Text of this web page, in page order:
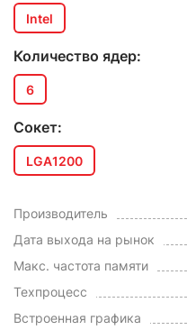
Intel
Количество ядер:
6
Сокет:
LGA1200
Производитель
Дата выхода на рынок
Макс. частота памяти
Техпроцесс
Встроенная графика